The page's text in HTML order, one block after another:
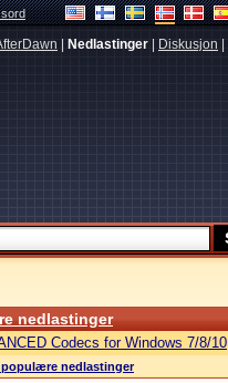
Nedlastinger Diskusjon
nedlastinger
Codecs for Windows 7/8/10
populære nedlastinger